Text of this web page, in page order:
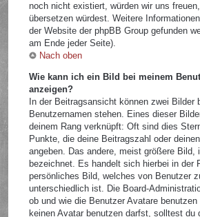
noch nicht existiert, würden wir uns
übersetzen würdest. Weitere
der Website der phpBB Group gefunden
am Ende jeder Seite).
Nach oben
Wie kann ich ein Bild bei meinem
anzeigen?
In der Beitragsansicht können zwei Bilder
Benutzernamen stehen. Eines dieser
deinem Rang verknüpft: Oft sind dies
Punkte, die deine Beitragszahl oder
angeben. Das andere, meist größere Bild,
bezeichnet. Es handelt sich hierbei in der
persönliches Bild, welches von Benutzer
unterschiedlich ist. Die Board-
ob und wie die Benutzer Avatare
keinen Avatar benutzen darfst, solltest du